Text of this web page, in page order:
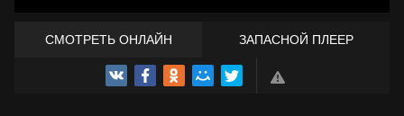
СМОТРЕТЬ ОНЛАЙН ЗАПАСНОЙ ПЛЕЕР
ТРЕЙЛЕР